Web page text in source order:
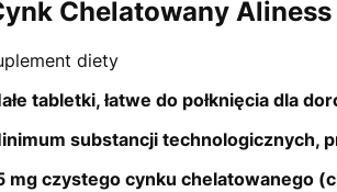
Chelatowany Aliness
diety
tabletki, łatwe do połknięcia dla
substancji technologicznych,
mg czystego cynku chelatowanego